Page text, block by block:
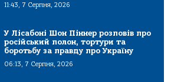
11:43, 7 Серпня, 2026
У Лісабоні Шон Піннер розповів про
російський полон, тортури та
боротьбу за правду про Україну
06:13, 7 Серпня, 2026